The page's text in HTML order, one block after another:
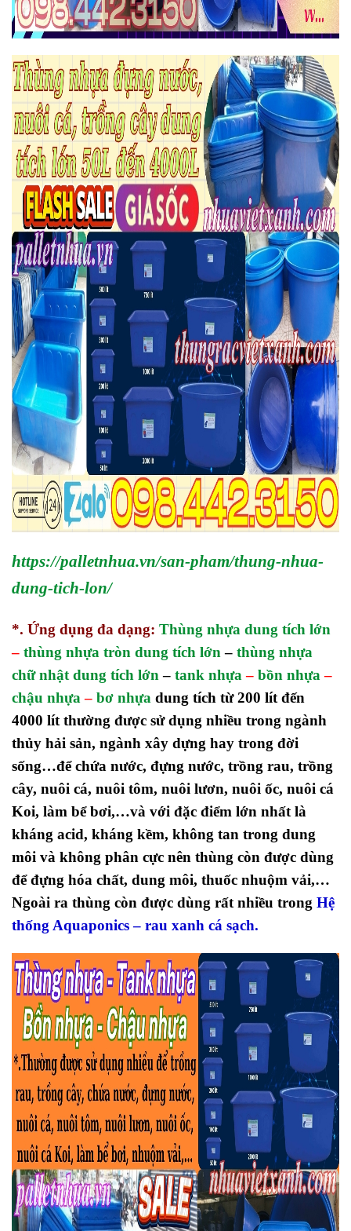
https://palletnhua.vn/san-pham/thung-nhua-
dung-tich-lon/
*. Ứng dụng đa dạng: Thùng nhựa dung tích lớn
– thùng nhựa tròn dung tích lớn – thùng nhựa
chữ nhật dung tích lớn – tank nhựa – bồn nhựa –
chậu nhựa – bơ nhựa dung tích từ 200 lít đến
4000 lít thường được sử dụng nhiều trong ngành
thủy hải sản, ngành xây dựng hay trong đời
sống…để chứa nước, đựng nước, trồng rau, trồng
cây, nuôi cá, nuôi tôm, nuôi lươn, nuôi ốc, nuôi cá
Koi, làm bể bơi,…và với đặc điểm lớn nhất là
kháng acid, kháng kềm, không tan trong dung
môi và không phân cực nên thùng còn được dùng
để đựng hóa chất, dung môi, thuốc nhuộm vải,…
Ngoài ra thùng còn được dùng rất nhiều trong Hệ
thống Aquaponics – rau xanh cá sạch.